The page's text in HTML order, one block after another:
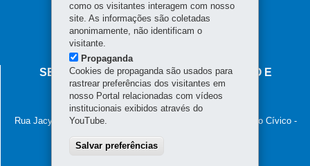
Navegação
principal
SECRETARIA DA INDÚSTRIA, COMÉRCIO E
SERVIÇOS
Palácio das Araucárias
Rua Jacy Loureiro de Campos, s/n - 5º andar - ALA C - Centro Cívico -
(41) 3235-8898
como os visitantes interagem com nosso
site. As informações são coletadas
anonimamente, não identificam o
visitante.
Propaganda
Cookies de propaganda são usados para
rastrear preferências dos visitantes em
nosso Portal relacionadas com vídeos
institucionais exibidos através do
YouTube.
Salvar preferências